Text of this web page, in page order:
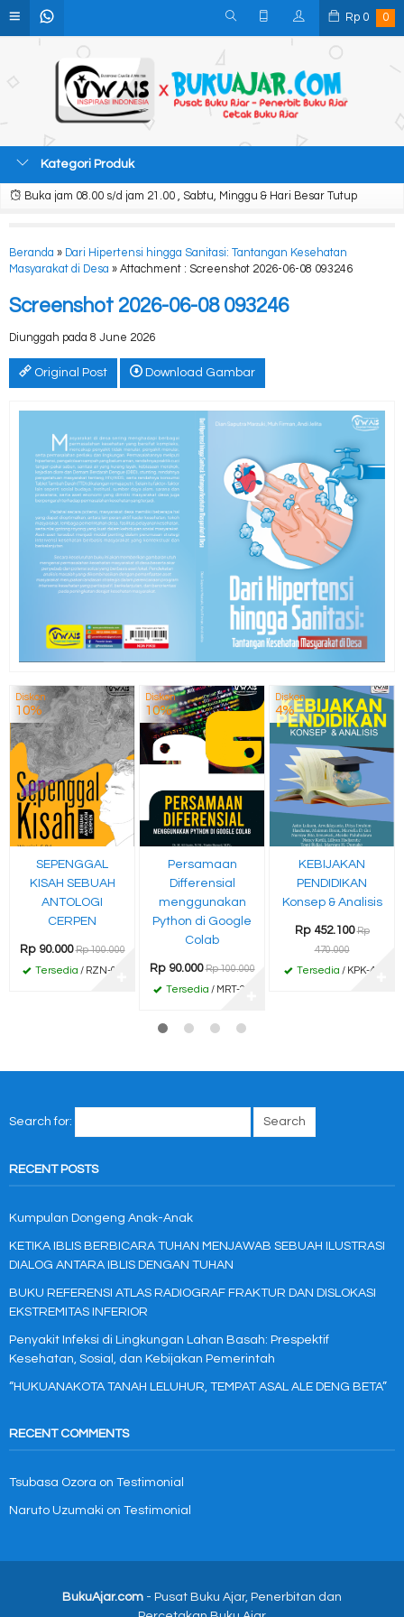
Rp 0 0
Kategori Produk
Buka jam 08.00 s/d jam 21.00 , Sabtu, Minggu & Hari Besar Tutup
Beranda » Dari Hipertensi hingga Sanitasi: Tantangan Kesehatan
Masyarakat di Desa » Attachment : Screenshot 2026-06-08 093246
Screenshot 2026-06-08 093246
Diunggah pada 8 June 2026
Original Post Download Gambar
Diskon
10%
SEPENGGAL
KISAH SEBUAH
ANTOLOGI
CERPEN
Rp 90.000 Rp 100.000
Tersedia / RZN-03
Diskon
10%
Persamaan
Differensial
menggunakan
Python di Google
Colab
Rp 90.000 Rp 100.000
Tersedia / MRT-28
Diskon
4%
KEBIJAKAN
PENDIDIKAN
Konsep & Analisis
Rp 452.100 Rp
470.000
Tersedia / KPK-44
Search for:
RECENT POSTS
Kumpulan Dongeng Anak-Anak
KETIKA IBLIS BERBICARA TUHAN MENJAWAB SEBUAH ILUSTRASI
DIALOG ANTARA IBLIS DENGAN TUHAN
BUKU REFERENSI ATLAS RADIOGRAF FRAKTUR DAN DISLOKASI
EKSTREMITAS INFERIOR
Penyakit Infeksi di Lingkungan Lahan Basah: Prespektif
Kesehatan, Sosial, dan Kebijakan Pemerintah
“HUKUANAKOTA TANAH LELUHUR, TEMPAT ASAL ALE DENG BETA”
RECENT COMMENTS
Tsubasa Ozora on Testimonial
Naruto Uzumaki on Testimonial
BukuAjar.com - Pusat Buku Ajar, Penerbitan dan